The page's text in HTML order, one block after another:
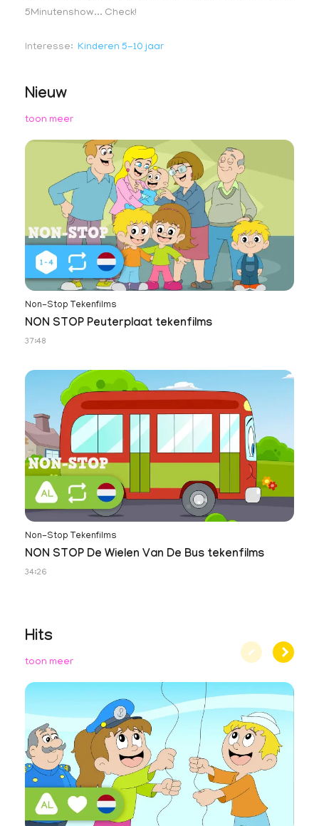
5Minutenshow... Check!
Interesse Kinderen 5-10 jaar
Nieuw
toon meer
Non-Stop Tekenfilms
NON STOP Peuterplaat tekenfilms
37:48
Non-Stop Tekenfilms
NON STOP De Wielen Van De Bus tekenfilms
34:26
Hits
toon meer